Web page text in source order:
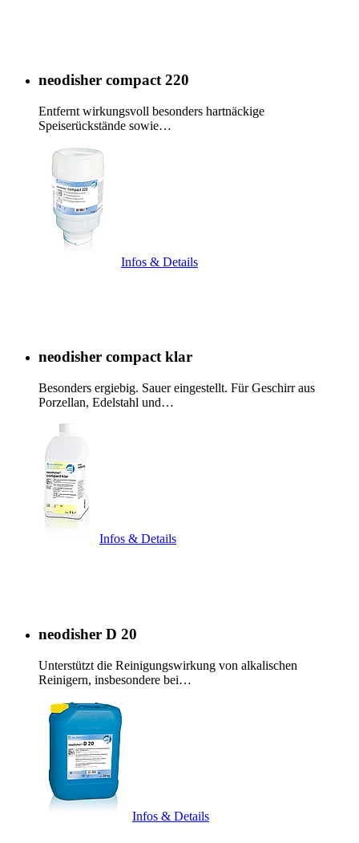
neodisher compact 220
Entfernt wirkungsvoll besonders hartnäckige
Speiserückstände sowie…
Infos & Details
neodisher compact klar
Besonders ergiebig. Sauer eingestellt. Für Geschirr aus
Porzellan, Edelstahl und…
Infos & Details
neodisher D 20
Unterstützt die Reinigungswirkung von alkalischen
Reinigern, insbesondere bei…
Infos & Details